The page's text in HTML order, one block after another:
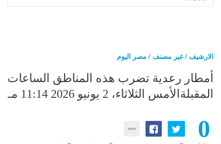
الارشيف /غير مصنف / مصر اليوم
أمطار رعدية تضرب هذه المناطق الساعات
المقبلةالأمس الثلاثاء، 2 يونيو 2026 11:14 مـ
0